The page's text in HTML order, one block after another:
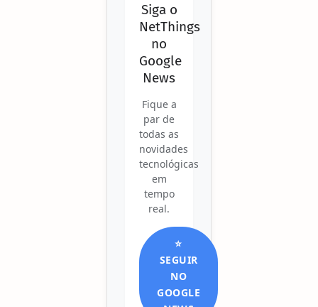
Siga o
NetThings
no
Google
News
Fique a
par de
todas as
novidades
tecnológicas
em
tempo
real.
⭐
SEGUIR
NO
GOOGLE